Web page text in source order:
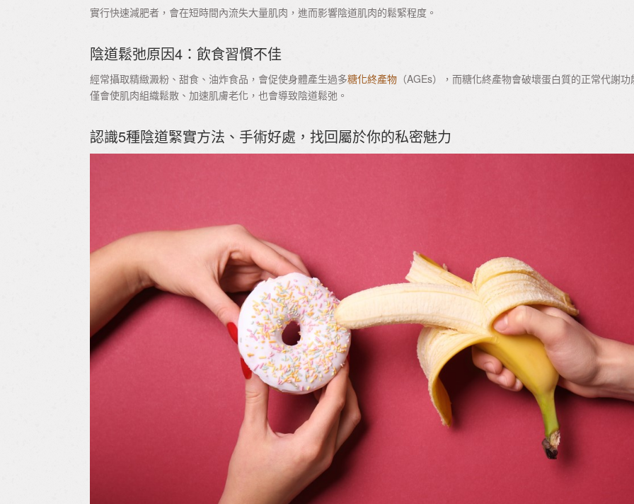
實行快速減肥者，會在短時間內流失大量肌肉，進而影響陰道肌肉的鬆緊程度。
陰道鬆弛原因4：飲食習慣不佳
經常攝取精緻澱粉、甜食、油炸食品，會促使身體產生過多糖化終產物 （AGEs），而糖化終產物會破壞蛋白質的正常代謝
僅會使肌肉組織鬆散、加速肌膚老化，也會導致陰道鬆弛。
認識5種陰道緊實方法、手術好處，找回屬於你的私密魅力